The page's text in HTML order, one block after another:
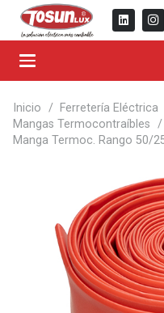
Inicio / Ferretería Eléctrica
Mangas Termocontraíbles /
Manga Termoc. Rango 50/